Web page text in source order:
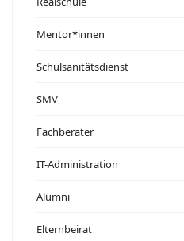
Mentor*innen
Schulsanitätsdienst
SMV
Fachberater
IT-Administration
Alumni
Elternbeirat